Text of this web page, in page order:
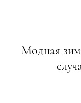
Модная